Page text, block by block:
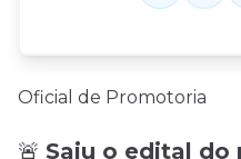
Oficial de Promotoria
🚨 Saiu o edital do